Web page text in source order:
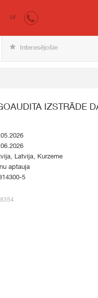
LV
Interesējošie
IZSTRĀDE
Latvija, Kurzeme
aptauja
5